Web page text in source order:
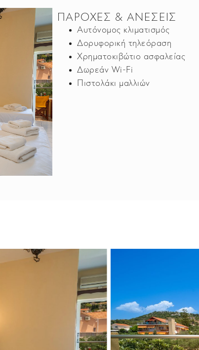
ΠΑΡΟΧΈΣ & ΑΝΈΣΕΙΣ
Αυτόνομος κλιματισμός
Δορυφορική τηλεόραση
Χρηματοκιβώτιο ασφαλείας
Δωρεάν Wi-Fi
Πιστολάκι μαλλιών